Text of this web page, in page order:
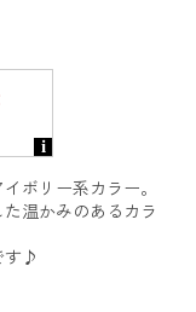
ボリー系カラー。
温かみのあるカラ
す♪